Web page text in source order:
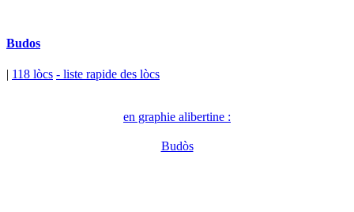
Budos
| 118 lòcs - liste rapide des lòcs
en graphie alibertine :
Budòs